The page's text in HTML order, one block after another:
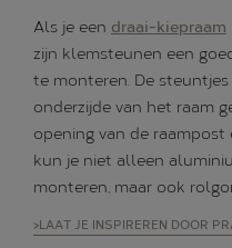
Als je een draai-kiepraam
zijn klemsteunen een
te monteren. De
onderzijde van het raam
opening van de raampost
kun je niet alleen
monteren, maar ook
>LAAT JE INSPIREREN DOOR